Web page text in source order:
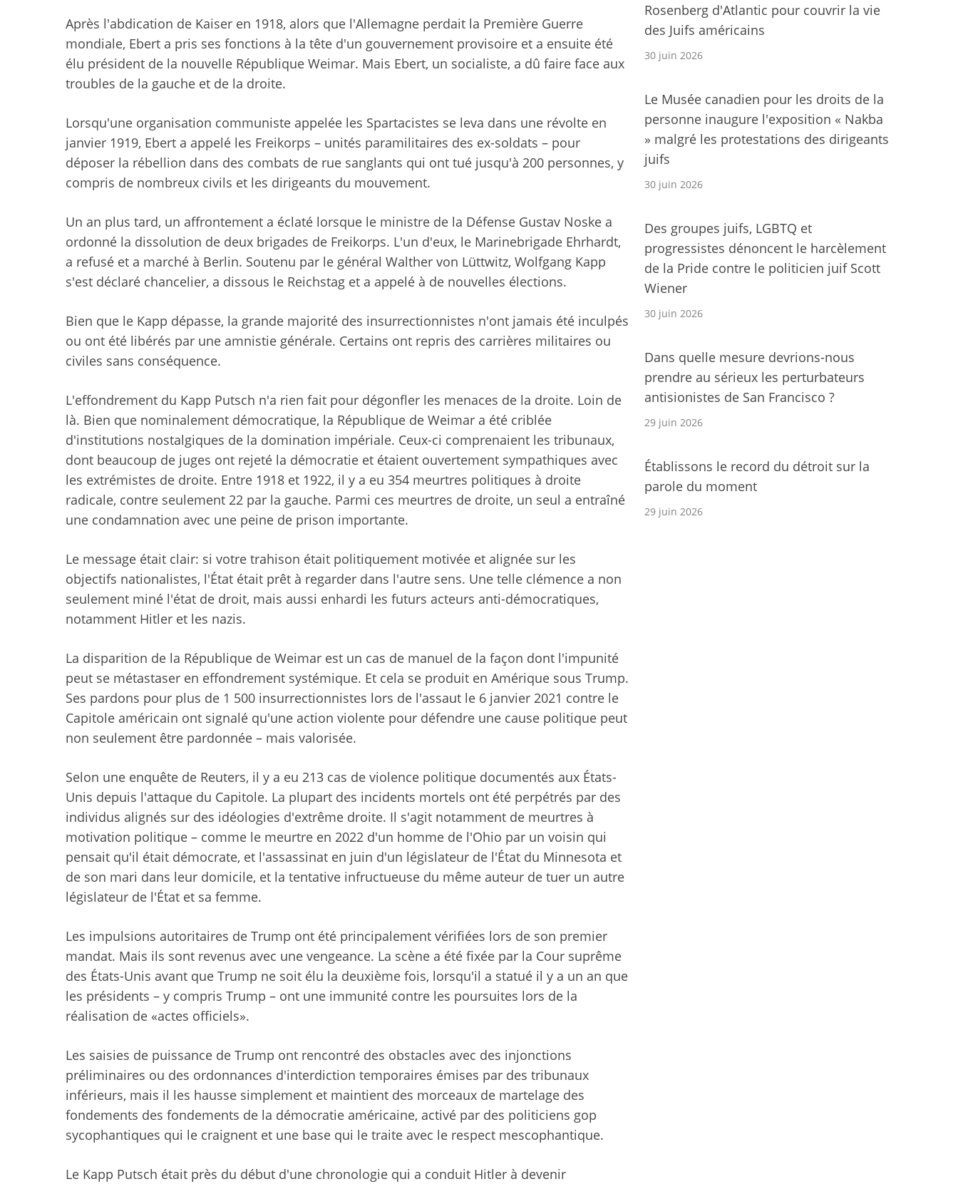
Après l'abdication de Kaiser en 1918, alors que l'Allemagne perdait la Première Guerre
mondiale, Ebert a pris ses fonctions à la tête d'un gouvernement provisoire et a ensuite été
élu président de la nouvelle République Weimar. Mais Ebert, un socialiste, a dû faire face aux
troubles de la gauche et de la droite.
Lorsqu'une organisation communiste appelée les Spartacistes se leva dans une révolte en
janvier 1919, Ebert a appelé les Freikorps – unités paramilitaires des ex-soldats – pour
déposer la rébellion dans des combats de rue sanglants qui ont tué jusqu'à 200 personnes, y
compris de nombreux civils et les dirigeants du mouvement.
Un an plus tard, un affrontement a éclaté lorsque le ministre de la Défense Gustav Noske a
ordonné la dissolution de deux brigades de Freikorps. L'un d'eux, le Marinebrigade Ehrhardt,
a refusé et a marché à Berlin. Soutenu par le général Walther von Lüttwitz, Wolfgang Kapp
s'est déclaré chancelier, a dissous le Reichstag et a appelé à de nouvelles élections.
Bien que le Kapp dépasse, la grande majorité des insurrectionnistes n'ont jamais été inculpés
ou ont été libérés par une amnistie générale. Certains ont repris des carrières militaires ou
civiles sans conséquence.
L'effondrement du Kapp Putsch n'a rien fait pour dégonfler les menaces de la droite. Loin de
là. Bien que nominalement démocratique, la République de Weimar a été criblée
d'institutions nostalgiques de la domination impériale. Ceux-ci comprenaient les tribunaux,
dont beaucoup de juges ont rejeté la démocratie et étaient ouvertement sympathiques avec
les extrémistes de droite. Entre 1918 et 1922, il y a eu 354 meurtres politiques à droite
radicale, contre seulement 22 par la gauche. Parmi ces meurtres de droite, un seul a entraîné
une condamnation avec une peine de prison importante.
Le message était clair: si votre trahison était politiquement motivée et alignée sur les
objectifs nationalistes, l'État était prêt à regarder dans l'autre sens. Une telle clémence a non
seulement miné l'état de droit, mais aussi enhardi les futurs acteurs anti-démocratiques,
notamment Hitler et les nazis.
La disparition de la République de Weimar est un cas de manuel de la façon dont l'impunité
peut se métastaser en effondrement systémique. Et cela se produit en Amérique sous Trump.
Ses pardons pour plus de 1 500 insurrectionnistes lors de l'assaut le 6 janvier 2021 contre le
Capitole américain ont signalé qu'une action violente pour défendre une cause politique peut
non seulement être pardonnée – mais valorisée.
Selon une enquête de Reuters, il y a eu 213 cas de violence politique documentés aux États-
Unis depuis l'attaque du Capitole. La plupart des incidents mortels ont été perpétrés par des
individus alignés sur des idéologies d'extrême droite. Il s'agit notamment de meurtres à
motivation politique – comme le meurtre en 2022 d'un homme de l'Ohio par un voisin qui
pensait qu'il était démocrate, et l'assassinat en juin d'un législateur de l'État du Minnesota et
de son mari dans leur domicile, et la tentative infructueuse du même auteur de tuer un autre
législateur de l'État et sa femme.
Les impulsions autoritaires de Trump ont été principalement vérifiées lors de son premier
mandat. Mais ils sont revenus avec une vengeance. La scène a été fixée par la Cour suprême
des États-Unis avant que Trump ne soit élu la deuxième fois, lorsqu'il a statué il y a un an que
les présidents – y compris Trump – ont une immunité contre les poursuites lors de la
réalisation de «actes officiels».
Les saisies de puissance de Trump ont rencontré des obstacles avec des injonctions
préliminaires ou des ordonnances d'interdiction temporaires émises par des tribunaux
inférieurs, mais il les hausse simplement et maintient des morceaux de martelage des
fondements des fondements de la démocratie américaine, activé par des politiciens gop
sycophantiques qui le craignent et une base qui le traite avec le respect mescophantique.
Le Kapp Putsch était près du début d'une chronologie qui a conduit Hitler à devenir
Rosenberg d'Atlantic pour couvrir la vie
des Juifs américains
30 juin 2026
Le Musée canadien pour les droits de la
personne inaugure l'exposition « Nakba
» malgré les protestations des dirigeants
juifs
30 juin 2026
Des groupes juifs, LGBTQ et
progressistes dénoncent le harcèlement
de la Pride contre le politicien juif Scott
Wiener
30 juin 2026
Dans quelle mesure devrions-nous
prendre au sérieux les perturbateurs
antisionistes de San Francisco ?
29 juin 2026
Établissons le record du détroit sur la
parole du moment
29 juin 2026